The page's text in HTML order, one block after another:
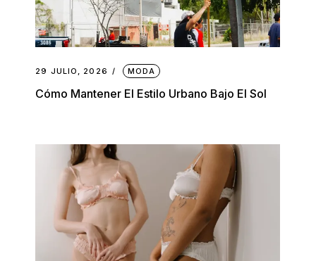
29 JULIO, 2026 MODA
Cómo Mantener El Estilo Urbano Bajo El Sol